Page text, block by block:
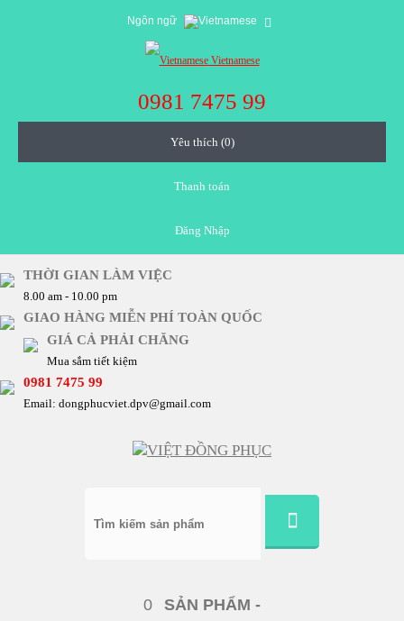
Ngôn ngữ
Vietnamese
0981 7475 99
Yêu thích (0)
Thanh toán
Đăng Nhập
THỜI GIAN LÀM VIỆC
8.00 am - 10.00 pm
GIAO HÀNG MIỄN PHÍ TOÀN QUỐC
GIÁ CẢ PHẢI CHĂNG
Mua sắm tiết kiệm
0981 7475 99
Email: dongphucviet.dpv@gmail.com
0 SẢN PHẨM -